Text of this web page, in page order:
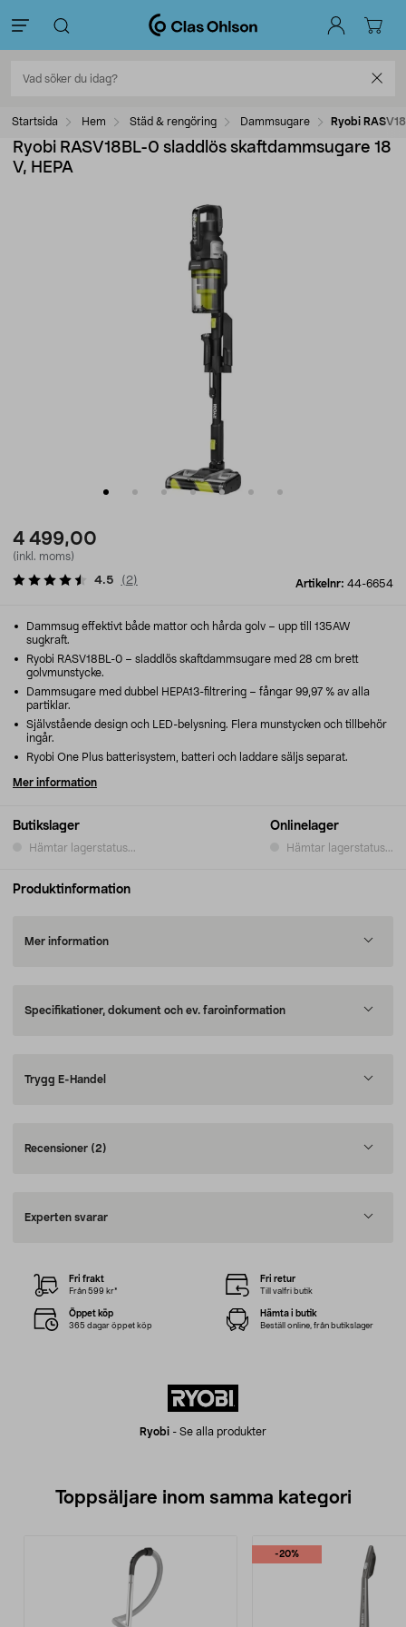
Startsida Hem Städ & rengöring Dammsugare Ryobi
Ryobi RASV18BL-0 sladdlös skaftdammsugare 18
V, HEPA
4 499,00
(inkl. moms)
Artikelnr: 44-6654
4.5 ( 2)
Butikslager
Hämtar lagerstatus...
Onlinelager
Hämtar lagerstatus...
Dammsug effektivt både mattor och hårda golv – upp till 135AW
sugkraft.
Ryobi RASV18BL-0 – sladdlös skaftdammsugare med 28 cm brett
golvmunstycke.
Dammsugare med dubbel HEPA13-filtrering – fångar 99,97 % av alla
partiklar.
Självstående design och LED-belysning. Flera munstycken och tillbehör
ingår.
Ryobi One Plus batterisystem, batteri och laddare säljs separat.
Mer information
Produktinformation
Mer information
Specifikationer, dokument och ev. faroinformation
Trygg E-Handel
Recensioner (2)
Experten svarar
Ryobi - Se alla produkter
Fri frakt
Från 599 kr*
Fri retur
Till valfri butik
Öppet köp
365 dagar öppet köp
Hämta i butik
Beställ online, från butikslager
Toppsäljare inom samma kategori
-20%